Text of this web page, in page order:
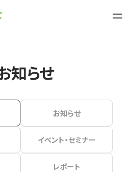
知らせ
お知らせ
イベント・セミナー
レポート